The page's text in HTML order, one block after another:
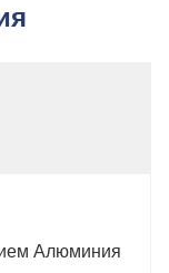
Алюминия